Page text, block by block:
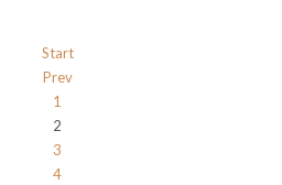
Start
Prev
1
2
3
4